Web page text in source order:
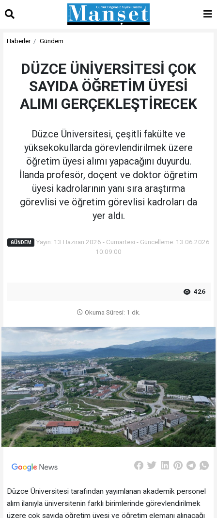
Haberler Gündem
DÜZCE ÜNİVERSİTESİ ÇOK
SAYIDA ÖĞRETİM ÜYESİ
ALIMI GERÇEKLEŞTİRECEK
Düzce Üniversitesi, çeşitli fakülte ve
yüksekokullarda görevlendirilmek üzere
öğretim üyesi alımı yapacağını duyurdu.
İlanda profesör, doçent ve doktor öğretim
üyesi kadrolarının yanı sıra araştırma
görevlisi ve öğretim görevlisi kadroları da
yer aldı.
GÜNDEM
Yayın: 13 Haziran 2026 - Cumartesi - Güncelleme: 13.06.2026
10:09:00
426
Okuma Süresi: 1 dk.
Düzce Üniversitesi tarafından yayımlanan akademik personel
alım ilanıyla üniversitenin farklı birimlerinde görevlendirilmek
üzere çok sayıda öğretim üyesi ve öğretim elemanı alınacağı